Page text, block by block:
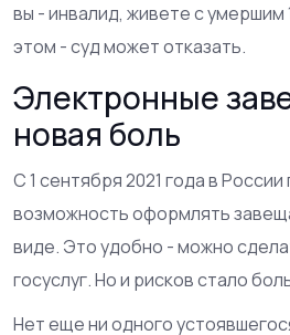
вы - инвалид, живете с умершим
этом - суд может отказать.
Электронные
новая боль
С 1 сентября 2021 года в
возможность оформлять
виде. Это удобно - можно
госуслуг. Но и рисков стало
Нет еще ни одного